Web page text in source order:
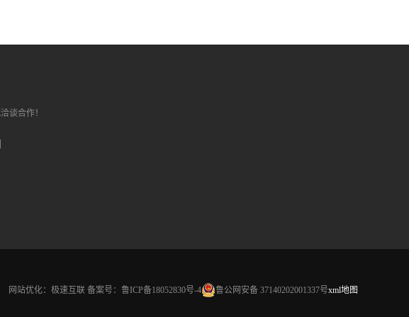
谈合作！
网站优化： 极速互联 备案号： 鲁ICP备18052830号-4 鲁公网安备 37140202001337号xml地图